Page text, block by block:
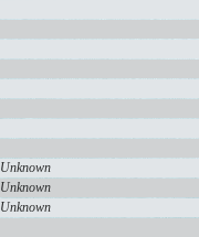
Unknown
Unknown
Unknown